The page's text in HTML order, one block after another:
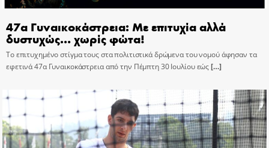
47α Γυναικοκάστρεια: Με επιτυχία αλλά
δυστυχώς… χωρίς φώτα!
Το επιτυχημένο στίγμα τους στα πολιτιστικά δρώμενα του νομού άφησαν τα
εφετινά 47α Γυναικοκάστρεια από την Πέμπτη 30 Ιουλίου εώς[…]